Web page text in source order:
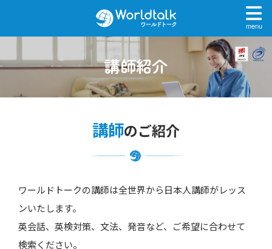
menu
講師紹介
講師のご紹介
ワールドトークの講師は全世界から日本人講師がレッス
ンいたします。
英会話、英検対策、文法、発音など、ご希望に合わせて
検索ください。